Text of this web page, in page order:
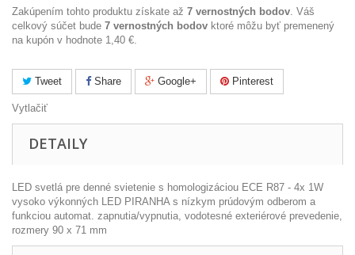
Zakúpením tohto produktu získate až 7 vernostných bodov. Váš
celkový súčet bude 7 vernostných bodov ktoré môžu byť premenený
na kupón v hodnote 1,40 €.
Tweet Share Google+ Pinterest
Vytlačiť
DETAILY
LED svetlá pre denné svietenie s homologizáciou ECE R87 - 4x 1W
vysoko výkonných LED PIRANHA s nízkym prúdovým odberom a
funkciou automat. zapnutia/vypnutia, vodotesné exteriérové prevedenie,
rozmery 90 x 71 mm